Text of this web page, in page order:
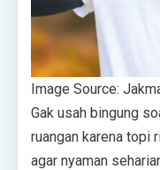
Image Source:
Gak usah bingung
ruangan karena topi
agar nyaman